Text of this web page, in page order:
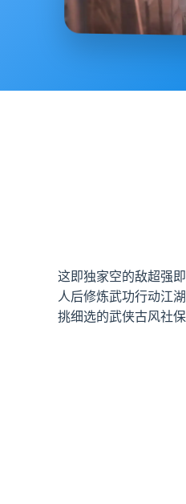
这即独家空的敌超强
人后修炼武功行动江
挑细选的武侠古风社